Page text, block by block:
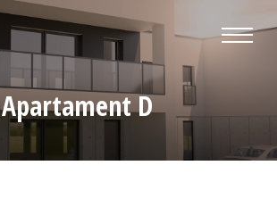
Apartament D